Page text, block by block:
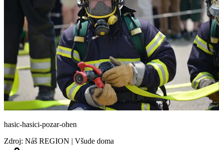
hasic-hasici-pozar-ohen
Zdroj: Náš REGION | Všude doma